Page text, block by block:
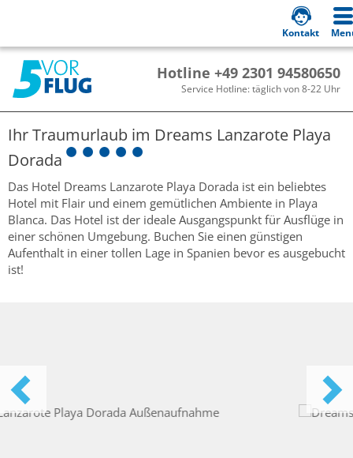
Hotline +49 2301 94580650
Service Hotline: täglich von 8-22 Uhr
Kontakt
Ihr Traumurlaub im Dreams Lanzarote Playa
Dorada
Das Hotel Dreams Lanzarote Playa Dorada ist ein beliebtes
Hotel mit Flair und einem gemütlichen Ambiente in Playa
Blanca. Das Hotel ist der ideale Ausgangspunkt für Ausflüge in
einer schönen Umgebung. Buchen Sie einen günstigen
Aufenthalt in einer tollen Lage in Spanien bevor es ausgebucht
ist!